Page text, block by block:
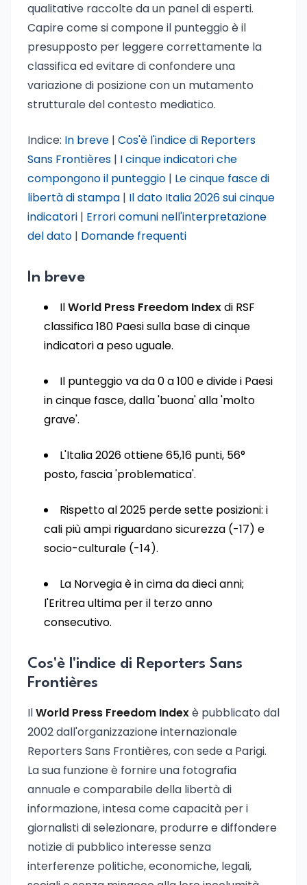
qualitative raccolte da un panel di esperti.
Capire come si compone il punteggio è il
presupposto per leggere correttamente la
classifica ed evitare di confondere una
variazione di posizione con un mutamento
strutturale del contesto mediatico.
Indice: In breve | Cos'è l'indice di Reporters
Sans Frontières | I cinque indicatori che
compongono il punteggio | Le cinque fasce di
libertà di stampa | Il dato Italia 2026 sui cinque
indicatori | Errori comuni nell'interpretazione
del dato | Domande frequenti
In breve
IlWorld Press Freedom Indexdi RSF
classifica 180 Paesi sulla base di cinque
indicatori a peso uguale.
Il punteggio va da 0 a 100 e divide i Paesi
in cinque fasce, dalla 'buona' alla 'molto
grave'.
L'Italia 2026 ottiene 65,16 punti, 56°
posto, fascia 'problematica'.
Rispetto al 2025 perde sette posizioni: i
cali più ampi riguardano sicurezza (-17) e
socio-culturale (-14).
La Norvegia è in cima da dieci anni;
l'Eritrea ultima per il terzo anno
consecutivo.
Cos'è l'indice di Reporters Sans
Frontières
IlWorld Press Freedom Indexè pubblicato dal
2002 dall'organizzazione internazionale
Reporters Sans Frontières, con sede a Parigi.
La sua funzione è fornire una fotografia
annuale e comparabile della libertà di
informazione, intesa come capacità per i
giornalisti di selezionare, produrre e diffondere
notizie di pubblico interesse senza
interferenze politiche, economiche, legali,